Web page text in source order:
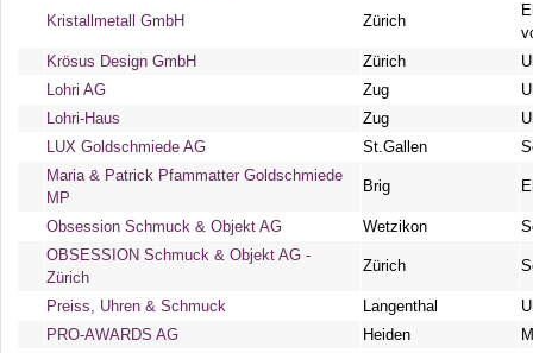
Kristallmetall GmbH Zürich
Krösus Design GmbH
Zürich
Lohri AG
Zug
Lohri-Haus
Zug
LUX Goldschmiede AG
St.Gallen
Maria & Patrick Pfammatter Goldschmiede
MP
Brig
Obsession Schmuck & Objekt AG Wetzikon
OBSESSION Schmuck & Objekt AG -
Zürich
Zürich
Preiss, Uhren & Schmuck Langenthal
PRO-AWARDS AG
Heiden